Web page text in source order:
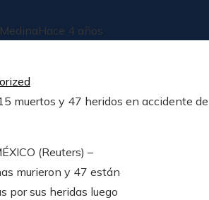
Hace 4 años
muertos y 47 heridos en accidente de
(Reuters) –
murieron y 47 están
por sus heridas luego